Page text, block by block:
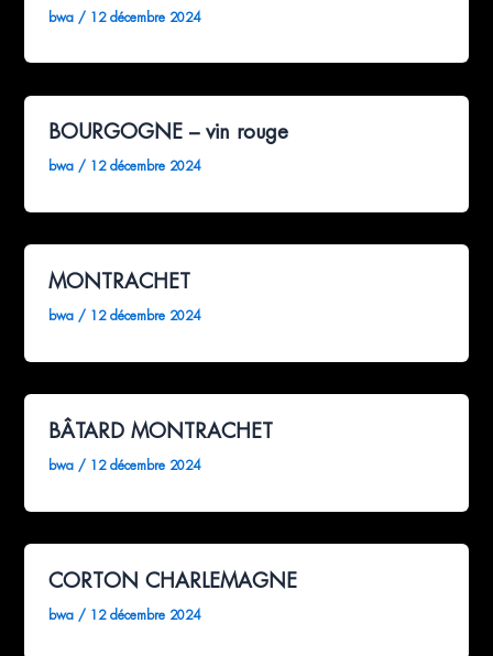
bwa / 12 décembre 2024
BOURGOGNE – vin rouge
bwa / 12 décembre 2024
MONTRACHET
bwa / 12 décembre 2024
BÂTARD MONTRACHET
bwa / 12 décembre 2024
CORTON CHARLEMAGNE
bwa / 12 décembre 2024